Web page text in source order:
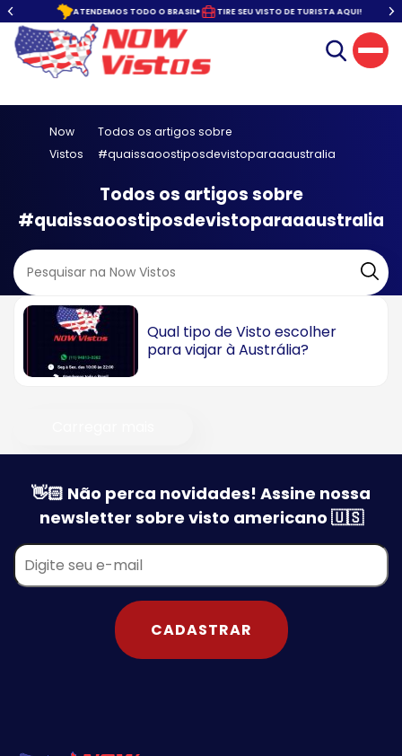
ATENDEMOS TODO O BRASIL TIRE SEU VISTO DE TURISTA AQUI!
Now
Vistos
Todos os artigos sobre
#quaissaoostiposdevistoparaaaustralia
Todos os artigos sobre
#quaissaoostiposdevistoparaaaustralia
Qual tipo de Visto escolher
para viajar à Austrália?
👋🏻 Não perca novidades! Assine nossa
newsletter sobre visto americano 🇺🇸
CADASTRAR